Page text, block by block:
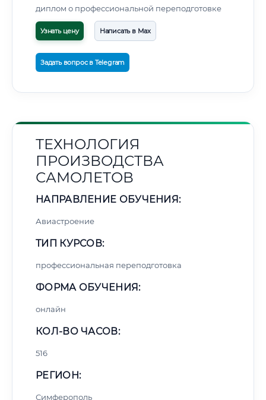
диплом о профессиональной переподготовке
Узнать цену Написать в Max
Задать вопрос в Telegram
ТЕХНОЛОГИЯ
ПРОИЗВОДСТВА
САМОЛЕТОВ
НАПРАВЛЕНИЕ ОБУЧЕНИЯ:
Авиастроение
ТИП КУРСОВ:
профессиональная переподготовка
ФОРМА ОБУЧЕНИЯ:
онлайн
КОЛ-ВО ЧАСОВ:
516
РЕГИОН:
Симферополь